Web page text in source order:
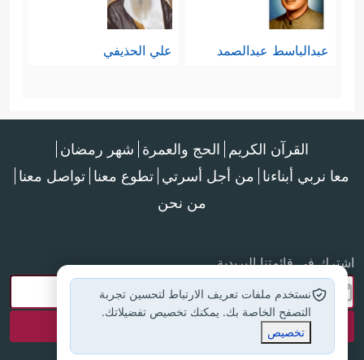
عبدالباسط عبدالصمد علي الحذيفي
القرآن الكريم الحج والعمرة شهر رمضان
معا نربي أبناءنا من أجل أسرتي تطوع معنا تواصل معنا
من نحن
اشترك في قائمتنا البريدية
نستخدم ملفات تعريف الارتباط لتحسين تجربة
التصفح الخاصة بك. يمكنك تخصيص تفضيلاتك.
تخصيص